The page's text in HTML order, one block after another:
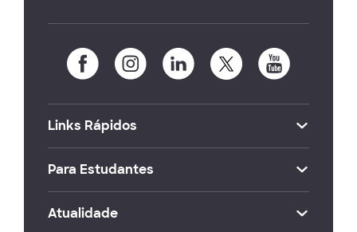
Links Rápidos
Para Estudantes
Atualidade